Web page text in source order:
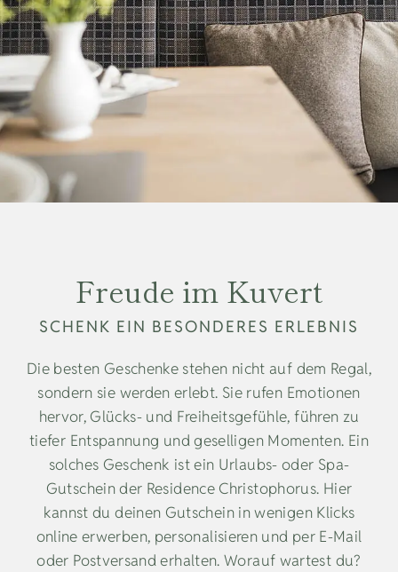
Freude im Kuvert
SCHENK EIN BESONDERES ERLEBNIS
Die besten Geschenke stehen nicht auf dem Regal,
sondern sie werden erlebt. Sie rufen Emotionen
hervor, Glücks- und Freiheitsgefühle, führen zu
tiefer Entspannung und geselligen Momenten. Ein
solches Geschenk ist ein Urlaubs- oder Spa-
Gutschein der Residence Christophorus. Hier
kannst du deinen Gutschein in wenigen Klicks
online erwerben, personalisieren und per E-Mail
oder Postversand erhalten. Worauf wartest du?